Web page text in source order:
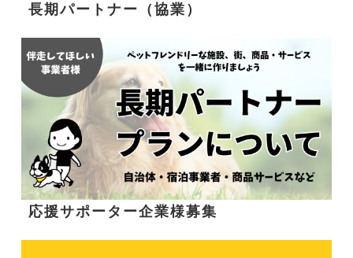
長期パートナー（協業）
応援サポーター企業様募集